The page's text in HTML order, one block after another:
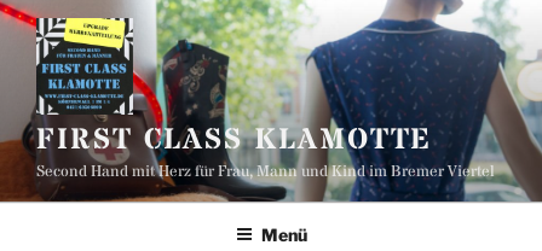
Zum
Inhalt
springen
FIRST CLASS KLAMOTTE
Second Hand mit Herz für Frau, Mann und Kind im Bremer Viertel
Menü